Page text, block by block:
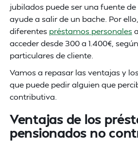
jubilados puede ser una fuente
ayude a salir de un bache. Por
diferentes préstamos personales
acceder desde 300 a 1.400€,
particulares de cliente.
Vamos a repasar las ventajas y
que puede pedir alguien que
contributiva.
Ventajas de los
pensionados no